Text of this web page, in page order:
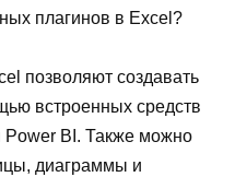
плагинов в Excel?
позволяют создавать
встроенных средств
BI. Также можно
диаграммы и